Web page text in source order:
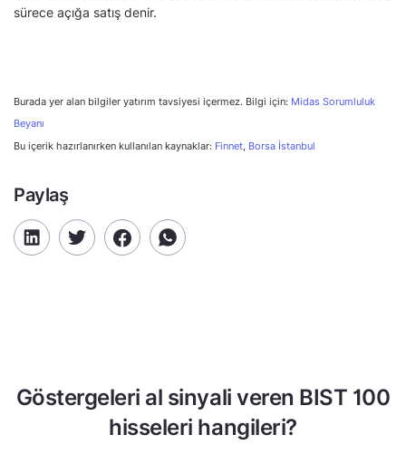
sürece açığa satış denir.
Burada yer alan bilgiler yatırım tavsiyesi içermez. Bilgi için: Midas Sorumluluk
Beyanı
Bu içerik hazırlanırken kullanılan kaynaklar: Finnet, Borsa İstanbul
Paylaş
Göstergeleri al sinyali veren BIST 100
hisseleri hangileri?